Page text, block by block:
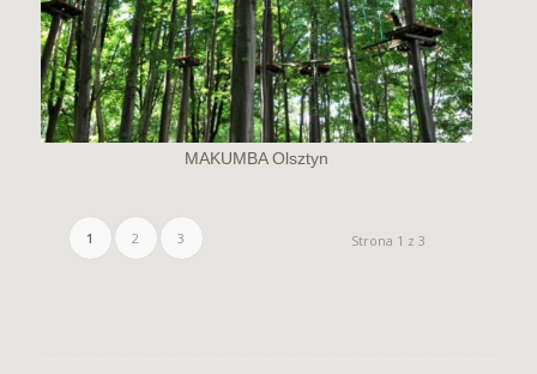
MAKUMBA Olsztyn
Strona 1 z 3
1 2 3